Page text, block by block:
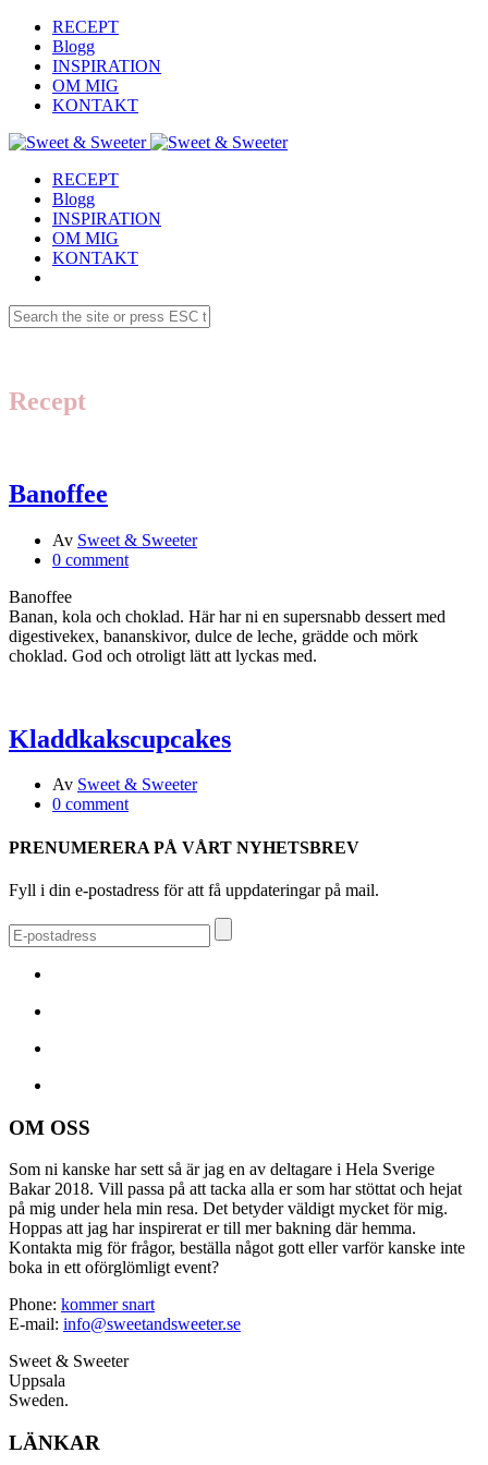
RECEPT
Blogg
INSPIRATION
OM MIG
KONTAKT
RECEPT
Blogg
INSPIRATION
OM MIG
KONTAKT
Recept
Banoffee
Av Sweet & Sweeter
0 comment
Banoffee
Banan, kola och choklad. Här har ni en supersnabb dessert med
digestivekex, bananskivor, dulce de leche, grädde och mörk
choklad. God och otroligt lätt att lyckas med.
Kladdkakscupcakes
Av Sweet & Sweeter
0 comment
PRENUMERERA PÅ VÅRT NYHETSBREV
Fyll i din e-postadress för att få uppdateringar på mail.
OM OSS
Som ni kanske har sett så är jag en av deltagare i Hela Sverige
Bakar 2018. Vill passa på att tacka alla er som har stöttat och hejat
på mig under hela min resa. Det betyder väldigt mycket för mig.
Hoppas att jag har inspirerat er till mer bakning där hemma.
Kontakta mig för frågor, beställa något gott eller varför kanske inte
boka in ett oförglömligt event?
Phone: kommer snart
E-mail: info@sweetandsweeter.se
Sweet & Sweeter
Uppsala
Sweden.
LÄNKAR